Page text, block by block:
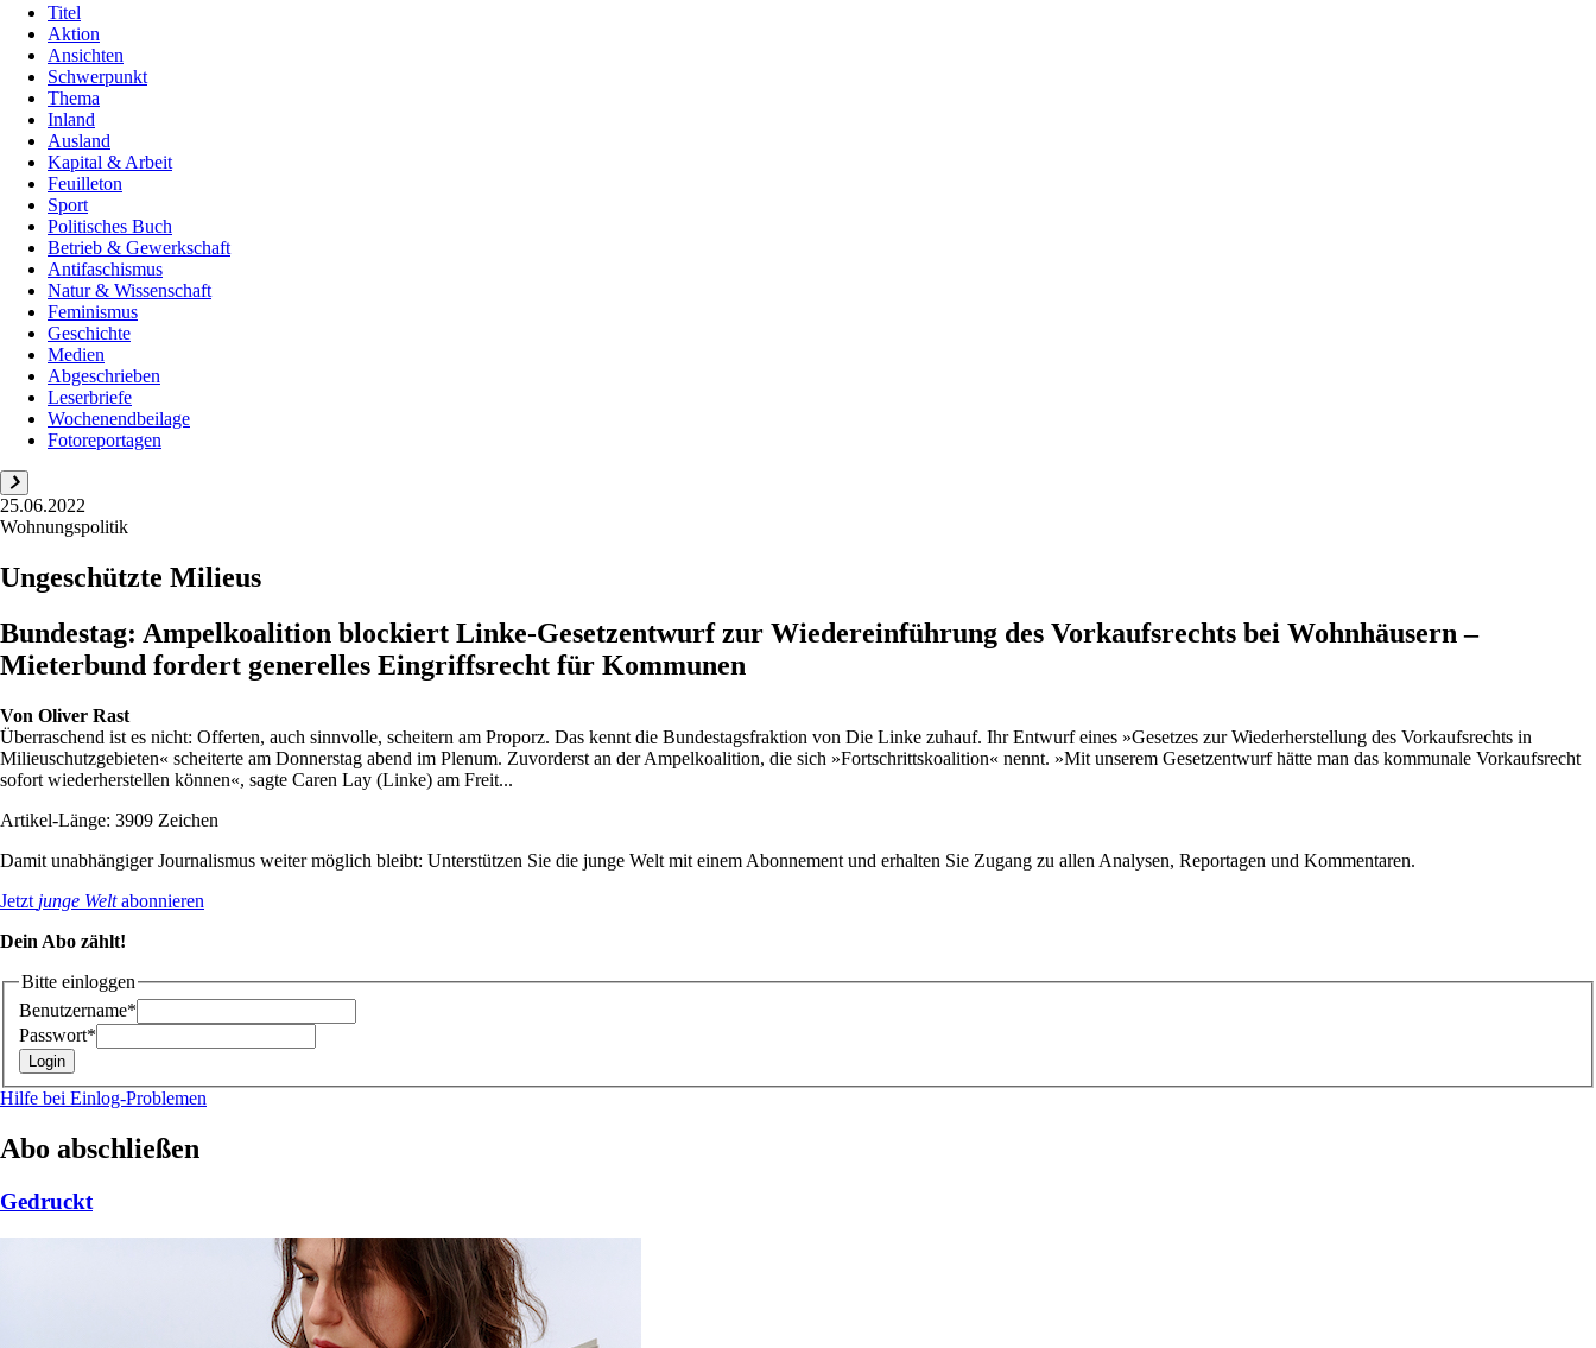
Titel
Aktion
Ansichten
Schwerpunkt
Thema
Inland
Ausland
Kapital & Arbeit
Feuilleton
Sport
Politisches Buch
Betrieb & Gewerkschaft
Antifaschismus
Natur & Wissenschaft
Feminismus
Geschichte
Medien
Abgeschrieben
Leserbriefe
Wochenendbeilage
Fotoreportagen
25.06.2022
Wohnungspolitik
Ungeschützte Milieus
Bundestag: Ampelkoalition blockiert Linke-Gesetzentwurf zur Wiedereinführung des Vorkaufsrechts bei Wohnhäusern –
Mieterbund fordert generelles Eingriffsrecht für Kommunen
Von Oliver Rast
Überraschend ist es nicht: Offerten, auch sinnvolle, scheitern am Proporz. Das kennt die Bundestagsfraktion von Die Linke zuhauf. Ihr Entwurf eines »Gesetzes zur Wiederherstellung des Vorkaufsrechts in
Milieuschutzgebieten« scheiterte am Donnerstag abend im Plenum. Zuvorderst an der Ampelkoalition, die sich »Fortschrittskoalition« nennt. »Mit unserem Gesetzentwurf hätte man das kommunale Vorkaufsrecht
sofort wiederherstellen können«, sagte Caren Lay (Linke) am Freit...
Artikel-Länge: 3909 Zeichen
Damit unabhängiger Journalismus weiter möglich bleibt: Unterstützen Sie die junge Welt mit einem Abonnement und erhalten Sie Zugang zu allen Analysen, Reportagen und Kommentaren.
Jetzt junge Weltabonnieren
Dein Abo zählt!
Bitte einloggen
Benutzername*
Passwort*
Hilfe bei Einlog-Problemen
Abo abschließen
Gedruckt